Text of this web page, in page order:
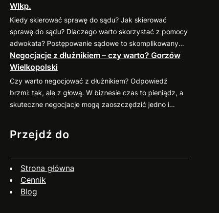
zminimalizować ryzyko takich sytuacji. 1. Weryfikacja
kontrahenta przed nawiązaniem współpracy Zanim
podpiszesz umowę, dokładnie sprawdź potencjalnego
kontrahenta. Możesz zweryfikować jego wiarygodność
finansową w dostępnych bazach gospodarczych (np.
KRD, BIG) oraz poprosić o…
Wlkp.
Kiedy skierować sprawę do sądu? Jak skierować
sprawę do sądu? Dlaczego warto skorzystać z pomocy
adwokata? Postępowanie sądowe to skomplikowany
proces, który wymaga znajomości przepisów oraz
procedur. Profesjonalny pełnomocnik: Jeśli
zastanawiasz się nad skierowaniem swojej sprawy do
sądu, zapraszam do kontaktu
883 593 553. Chętnie
pomogę w ocenie sytuacji, przygotowaniu pozwu i
Negocjacje z dłużnikiem – czy warto? Gorzów
Wielkopolski
Czy warto negocjować z dłużnikiem? Odpowiedź
brzmi: tak, ale z głową. W biznesie czas to pieniądz, a
skuteczne negocjacje mogą zaoszczędzić jedno i
dłużnikiem często przynosi zaskakująco pozytywne
efekty. Dlaczego warto negocjować? Jak się
zawsze. Jeśli dłużnik wyraźnie unika kontaktu, działa
nieuczciwie…
Przejdź do
Strona główna
Cennik
Blog